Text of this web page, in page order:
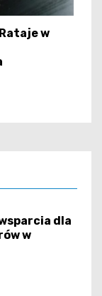
w
dla
w